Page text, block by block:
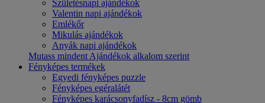
Születésnapi ajándékok
Valentin napi ajándékok
Emlékőr
Mikulás ajándékok
Anyák napi ajándékok
Mutass mindent Ajándékok alkalom szerint
Fényképes termékek
Egyedi fényképes puzzle
Fényképes egéralátét
Fényképes karácsonyfadísz - 8cm gömb